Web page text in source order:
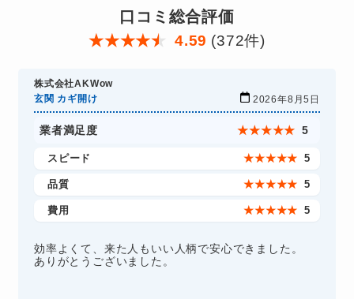
口コミ総合評価
★★★★★ 4.59 (372件)
株式会社AKWow
玄関 カギ開け
2026年8月5日
業者満足度 ★★★★★ 5
スピード ★★★★★ 5
品質 ★★★★★ 5
費用 ★★★★★ 5
効率よくて、来た人もいい人柄で安心できました。
ありがとうございました。